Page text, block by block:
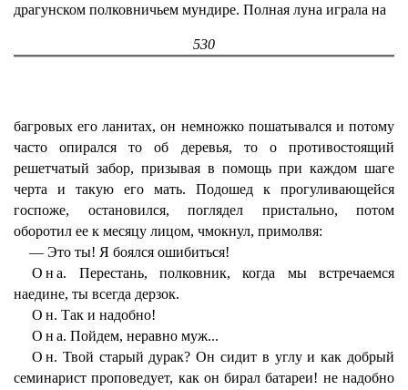
драгунском полковничьем мундире. Полная луна играла на
530
багровых его ланитах, он немножко пошатывался и потому
часто опирался то об деревья, то о противостоящий
решетчатый забор, призывая в помощь при каждом шаге
черта и такую его мать. Подошед к прогуливающейся
госпоже, остановился, поглядел пристально, потом
оборотил ее к месяцу лицом, чмокнул, примолвя:
— Это ты! Я боялся ошибиться!
Она. Перестань, полковник, когда мы встречаемся
наедине, ты всегда дерзок.
Он. Так и надобно!
Она. Пойдем, неравно муж...
Он. Твой старый дурак? Он сидит в углу и как добрый
семинарист проповедует, как он бирал батареи! не надобно